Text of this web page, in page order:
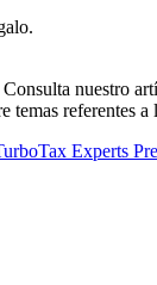
nuestro
temas referentes a
Experts